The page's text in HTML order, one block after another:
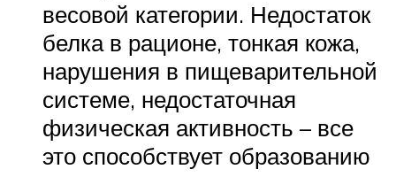
весовой категории. Недостаток
белка в рационе, тонкая кожа,
нарушения в пищеварительной
системе, недостаточная
физическая активность – все
это способствует образованию